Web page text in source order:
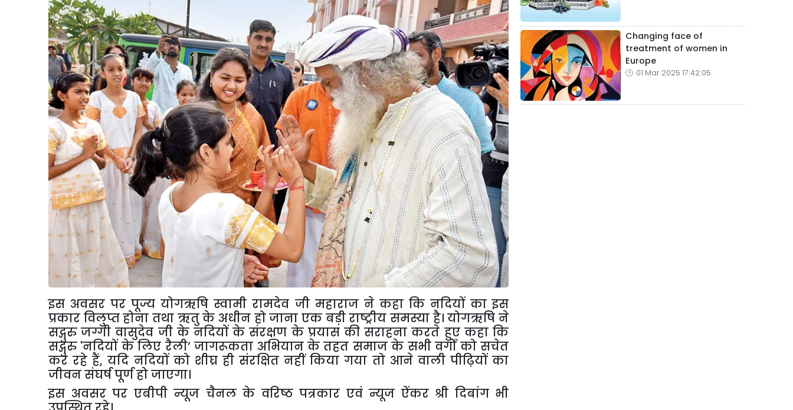
इस अवसर पर पूज्य योगऋषि स्वामी रामदेव जी महाराज ने कहा कि नदियों का इस
प्रकार विलुप्त होना तथा ऋतु के अधीन हो जाना एक बड़ी राष्ट्रीय समस्या है। योगऋषि ने
सद्गुरु जग्गी वासुदेव जी के नदियों के संरक्षण के प्रयास की सराहना करते हुए कहा कि
सद्गुरु 'नदियों के लिए रैली’जागरूकता अभियान के तहत समाज के सभी वर्गों को सचेत
कर रहे हैं,यदि नदियों को शीघ्र ही संरक्षित नहीं किया गया तो आने वाली पीढ़ियों का
जीवन संघर्ष पूर्ण हो जाएगा।
इस अवसर पर एबीपी न्यूज चैनल के वरिष्ठ पत्रकार एवं न्यूज ऐंकर श्री दिबांग भी
Changing face of
treatment of women in
Europe
01 Mar 2025 17:42:05